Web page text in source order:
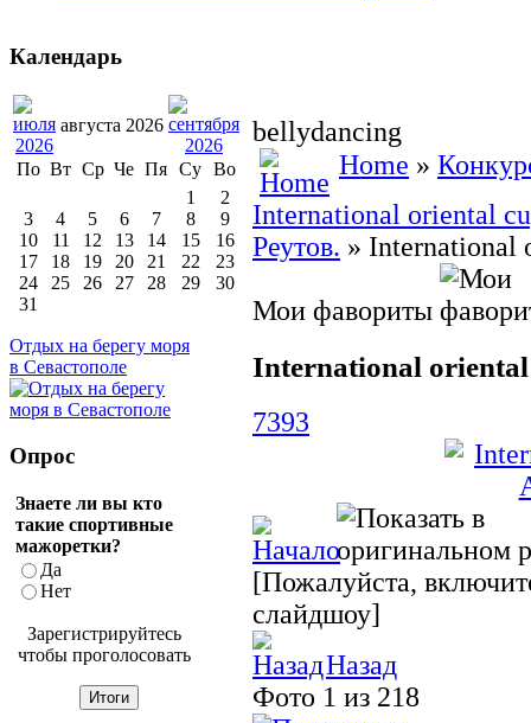
bellydancing
Home »
International oriental
Реутов. » International
Мои фавориты
International
7393
[Пожалуйста,
слайдшоу]
Назад
Фото 1 из 218
Календарь
августа 2026
По Вт Ср Че Пя Су Во
1
2
3
4 5 6 7 8
9
10
11 12 13 14 15
16
17
18 19 20 21 22
23
24
25 26 27 28 29
30
31
Отдых на берегу моря
в Севастополе
Опрос
Знаете ли вы кто
такие спортивные
мажоретки?
Да
Нет
Зарегистрируйтесь
чтобы проголосовать